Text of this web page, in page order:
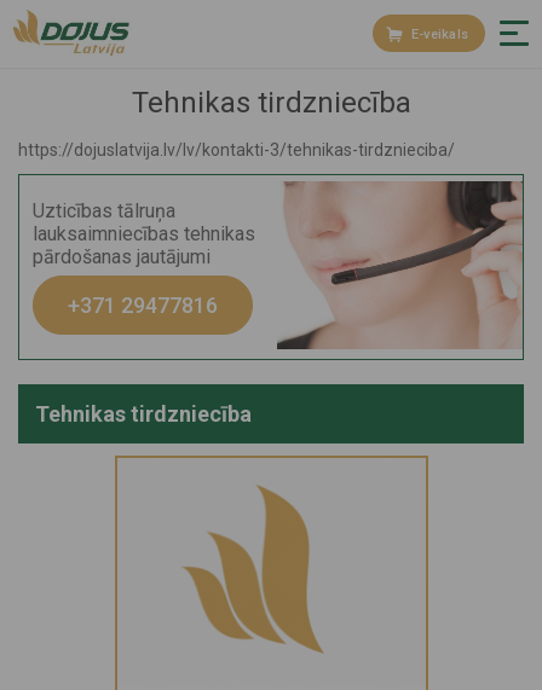
E-veikals
Tehnikas tirdzniecība
https://dojuslatvija.lv/lv/kontakti-3/tehnikas-tirdznieciba/
Uzticības tālruņa
lauksaimniecības tehnikas
pārdošanas jautājumi
+371 29477816
Tehnikas tirdzniecība